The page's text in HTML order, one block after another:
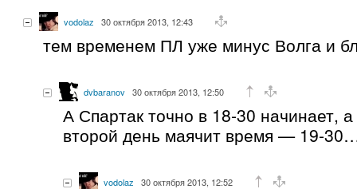
vodolaz 30 октября 2013, 12:43
тем временем ПЛ уже минус Волга и
dvbaranov 30 октября 2013, 12:50
А Спартак точно в 18-30 начинает,
второй день маячит время — 19-
vodolaz 30 октября 2013, 12:52